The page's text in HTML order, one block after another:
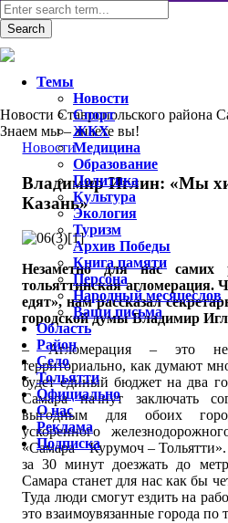
Новости Ставропольского района
Знаем мы – знаете вы!
Новости
Владимир Иглин: «Мы
Казань»
Незаметно для нас самих
тольяттинская агломерация.
едят», нам рассказал
городской думы Владимир
– Агломерация – это не
территориально, как думают
будет единый бюджет на два
Самара начнут заключать
выгодным для обоих
ускоренного
«Самара – Курумоч –
за 30 минут доезжать до
Самара станет для нас как бы
Туда люди смогут ездить на
это взаимоувязанные города
Темы
Новости
Спорт
ЖКХ
Медицина
Образование
Политика
Культура
Экология
Туризм
Архив Победы
Книга памяти
Персона
Народный месяцеслов
Ваши письма
Область
Район
Село
Тольятти
Официально
О нас
Реклама
Подписка